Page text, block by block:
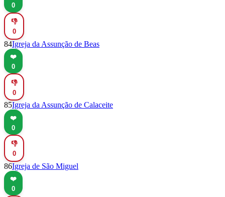
0
👎
0
84Igreja da Assunção de Beas
❤️
0
👎
0
85Igreja da Assunção de Calaceite
❤️
0
👎
0
86Igreja de São Miguel
❤️
0